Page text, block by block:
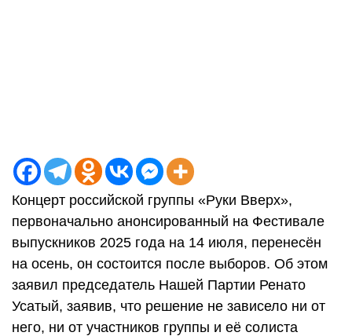
Концерт российской группы «Руки Вверх»,
первоначально анонсированный на Фестивале
выпускников 2025 года на 14 июля, перенесён
на осень, он состоится после выборов. Об этом
заявил председатель Нашей Партии Ренато
Усатый, заявив, что решение не зависело ни от
него, ни от участников группы и её солиста